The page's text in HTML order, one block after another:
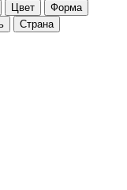
Цвет
Форма
Страна